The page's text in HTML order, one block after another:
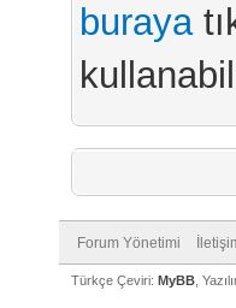
buraya
Forum Yönetimi
Türkçe Çeviri: MyBB ,